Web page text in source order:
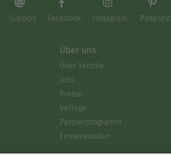
Support Facebook Instagram Pinterest
Über uns
Über Skoobe
Jobs
Presse
Verlage
Partnerprogramm
Firmenkunden